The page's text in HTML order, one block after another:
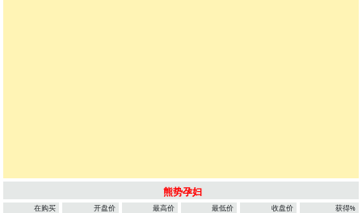
熊势孕妇
在购买 开盘价 最高价 最低价 收盘价 获得%